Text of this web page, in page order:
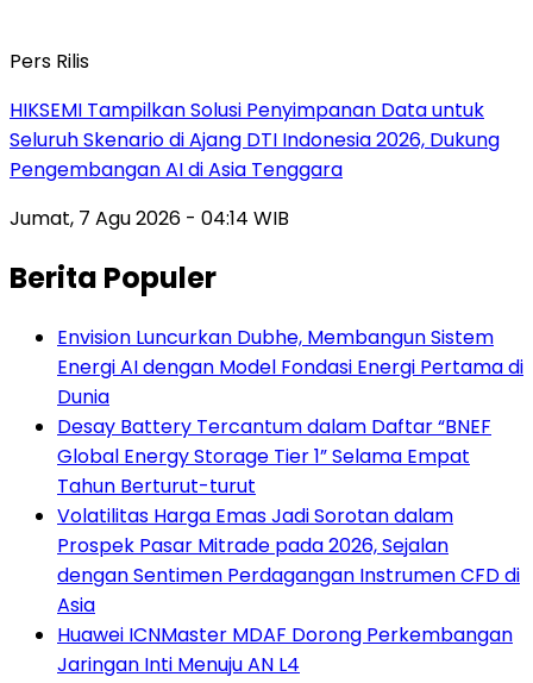
Pers Rilis
HIKSEMI Tampilkan Solusi Penyimpanan Data untuk
Seluruh Skenario di Ajang DTI Indonesia 2026, Dukung
Pengembangan AI di Asia Tenggara
Jumat, 7 Agu 2026 - 04:14 WIB
Berita Populer
Envision Luncurkan Dubhe, Membangun Sistem
Energi AI dengan Model Fondasi Energi Pertama di
Dunia
Desay Battery Tercantum dalam Daftar “BNEF
Global Energy Storage Tier 1” Selama Empat
Tahun Berturut-turut
Volatilitas Harga Emas Jadi Sorotan dalam
Prospek Pasar Mitrade pada 2026, Sejalan
dengan Sentimen Perdagangan Instrumen CFD di
Asia
Huawei ICNMaster MDAF Dorong Perkembangan
Jaringan Inti Menuju AN L4